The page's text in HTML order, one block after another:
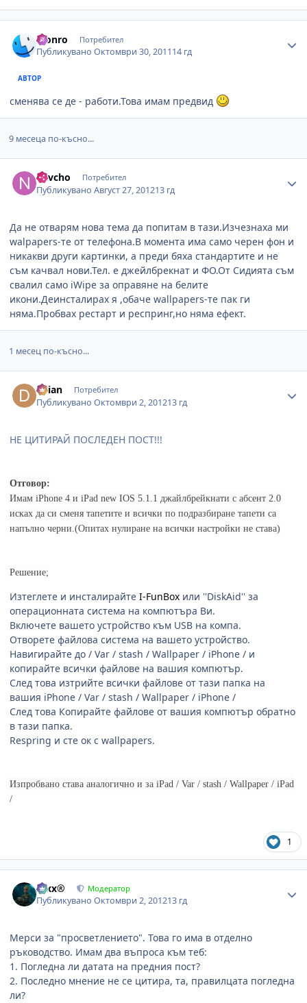
Monro Потребител
ПубликуваноОктомври 30, 201114 гд
АВТОР
сменява се де - работи.Това имам предвид
9 месеца по-късно...
navcho Потребител
ПубликуваноАвгуст 27, 201213 гд
Да не отварям нова тема да попитам в тази.Изчезнаха ми
walpapers-те от телефона.В момента има само черен фон и
никакви други картинки, а преди бяха стандартите и не
съм качвал нови.Тел. е джейлбрекнат и ФО.От Сидията съм
свалил само iWipe за оправяне на белите
икони.Деинсталирах я ,обаче wallpapers-те пак ги
няма.Пробвах рестарт и респринг,но няма ефект.
1 месец по-късно...
deian Потребител
ПубликуваноОктомври 2, 201213 гд
НЕ ЦИТИРАЙ ПОСЛЕДЕН ПОСТ!!!
Отговор:
Имам iPhone 4 и iPad new IOS 5.1.1 джайлбрейкнати с абсент 2.0
исках да си сменя тапетите и всички по подразбиране тапети са
напълно черни.(Опитах нулиране на всички настройки не става)
Решение;
Изтеглете и инсталирайте I-FunBox или ''DiskAid'' за
операционната система на компютъра Ви.
Включете вашето устройство към USB на компа.
Отворете файлова система на вашето устройство.
Навигирайте до / Var / stash / Wallpaper / iPhone / и
копирайте всички файлове на вашия компютър.
След това изтрийте всички файлове от тази папка на
вашия iPhone / Var / stash / Wallpaper / iPhone /
След това Копирайте файлове от вашия компютър обратно
в тази папка.
Respring и сте ок с wallpapers.
Изпробвано става аналогично и за iPad / Var / stash / Wallpaper / iPad
/
1
Alxx® Модератор
ПубликуваноОктомври 2, 201213 гд
Мерси за "просветлението". Това го има в отделно
ръководство. Имам два въпроса към теб:
1. Погледна ли датата на предния пост?
2. Последно мнение не се цитира, та, правилцата погледна
ли?